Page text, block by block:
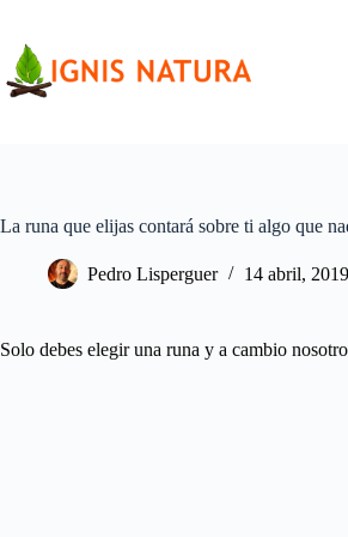
contenido
La runa que elijas contará sobre ti algo que
Pedro Lisperguer 14 abril, 2019
Solo debes elegir una runa y a cambio